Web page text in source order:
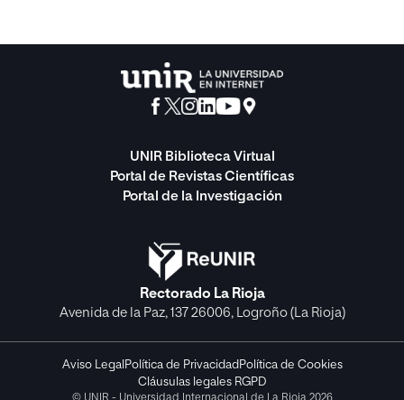
UNIR Biblioteca Virtual
Portal de Revistas Científicas
Portal de la Investigación
Rectorado La Rioja
Avenida de la Paz, 137 26006, Logroño (La Rioja)
Aviso Legal Política de Privacidad Política de Cookies
Cláusulas legales RGPD